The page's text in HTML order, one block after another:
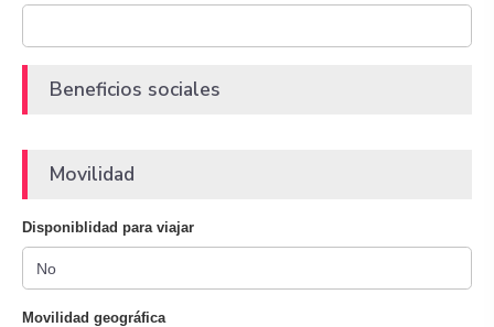
Beneficios sociales
Movilidad
Disponiblidad para viajar
Movilidad geográfica